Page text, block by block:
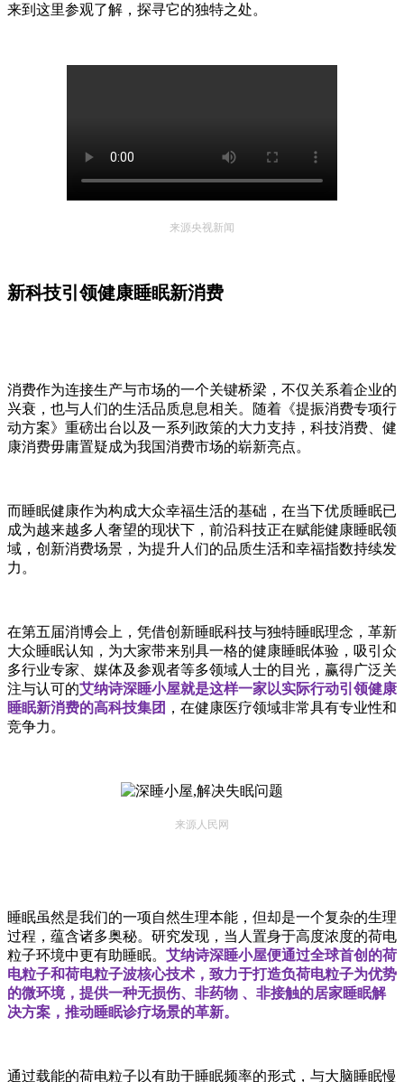
来到这里参观了解，探寻它的独特之处。
来源央视新闻
新科技引领健康睡眠新消费
消费作为连接生产与市场的一个关键桥梁，不仅关系着企业的
兴衰，也与人们的生活品质息息相关。随着《提振消费专项行
动方案》重磅出台以及一系列政策的大力支持，科技消费、健
康消费毋庸置疑成为我国消费市场的崭新亮点。
而睡眠健康作为构成大众幸福生活的基础，在当下优质睡眠已
成为越来越多人奢望的现状下，前沿科技正在赋能健康睡眠领
域，创新消费场景，为提升人们的品质生活和幸福指数持续发
力。
在第五届消博会上，凭借创新睡眠科技与独特睡眠理念，革新
大众睡眠认知，为大家带来别具一格的健康睡眠体验，吸引众
多行业专家、媒体及参观者等多领域人士的目光，赢得广泛关
注与认可的艾纳诗深睡小屋就是这样一家以实际行动引领健康
睡眠新消费的高科技集团 ，在健康医疗领域非常具有专业性和
竞争力。
来源人民网
睡眠虽然是我们的一项自然生理本能，但却是一个复杂的生理
过程，蕴含诸多奥秘。研究发现，当人置身于高度浓度的荷电
粒子环境中更有助睡眠。 艾纳诗深睡小屋便通过全球首创的荷
电粒子和荷电粒子波核心技术，致力于打造负荷电粒子为优势
的微环境，提供一种无损伤、非药物 、非接触的居家睡眠解
决方案，推动睡眠诊疗场景的革新。
通过载能的荷电粒子以有助于睡眠频率的形式，与大脑睡眠慢